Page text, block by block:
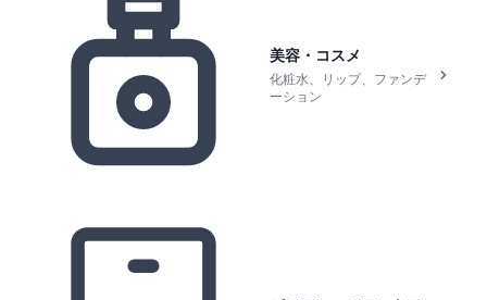
美容・コスメ
化粧水、リップ、ファンデ
ーション